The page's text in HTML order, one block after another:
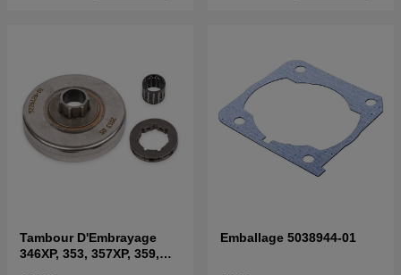
Tambour D'Embrayage
346XP, 353, 357XP, 359,
Emballage 5038944-01